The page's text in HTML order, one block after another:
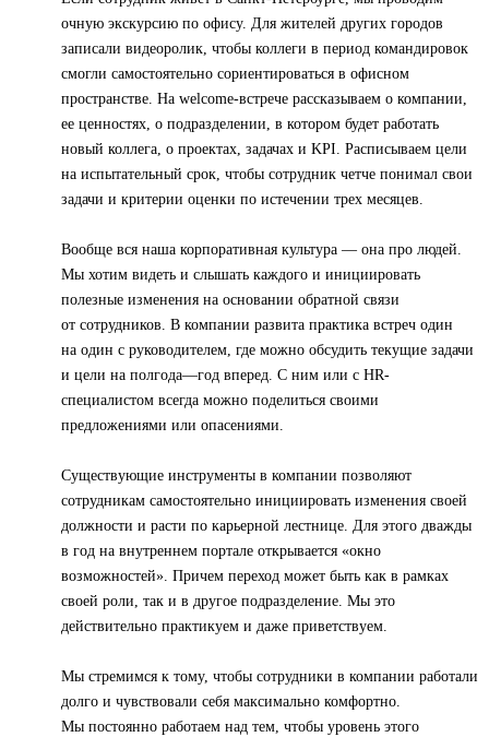
очную экскурсию по офису. Для жителей других городов
записали видеоролик, чтобы коллеги в период командировок
смогли самостоятельно сориентироваться в офисном
пространстве. На welcome-встрече рассказываем о компании,
ее ценностях, о подразделении, в котором будет работать
новый коллега, о проектах, задачах и KPI. Расписываем цели
на испытательный срок, чтобы сотрудник четче понимал свои
задачи и критерии оценки по истечении трех месяцев.
Вообще вся наша корпоративная культура — она про людей.
Мы хотим видеть и слышать каждого и инициировать
полезные изменения на основании обратной связи
от сотрудников. В компании развита практика встреч один
на один с руководителем, где можно обсудить текущие задачи
и цели на полгода—год вперед. С ним или с HR-
специалистом всегда можно поделиться своими
предложениями или опасениями.
Существующие инструменты в компании позволяют
сотрудникам самостоятельно инициировать изменения своей
должности и расти по карьерной лестнице. Для этого дважды
в год на внутреннем портале открывается «окно
возможностей». Причем переход может быть как в рамках
своей роли, так и в другое подразделение. Мы это
действительно практикуем и даже приветствуем.
Мы стремимся к тому, чтобы сотрудники в компании работали
долго и чувствовали себя максимально комфортно.
Мы постоянно работаем над тем, чтобы уровень этого